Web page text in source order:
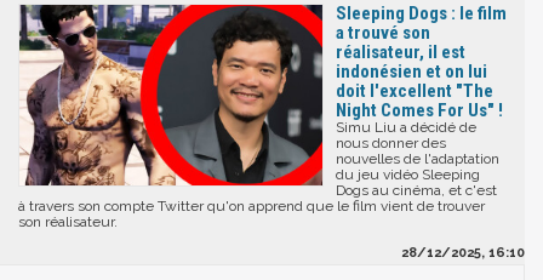
Sleeping Dogs : le film
a trouvé son
réalisateur, il est
indonésien et on lui
doit l'excellent "The
Night Comes For Us" !
Simu Liu a décidé de
nous donner des
nouvelles de l'adaptation
du jeu vidéo Sleeping
Dogs au cinéma, et c'est
à travers son compte Twitter qu'on apprend que le film vient de trouver
son réalisateur.
28/12/2025, 16:10